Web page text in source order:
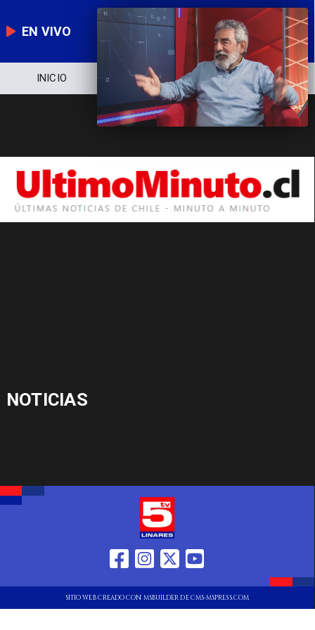
EN VIVO
INICIO NOTICIERO POLÍTICA
NOTICIAS
SITIO WEB CREADO CON MSBUILDER DE CMS-MSPRESS.COM